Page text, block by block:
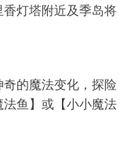
灯塔附近及季岛将
的魔法变化，探险
鱼】或【小小魔法